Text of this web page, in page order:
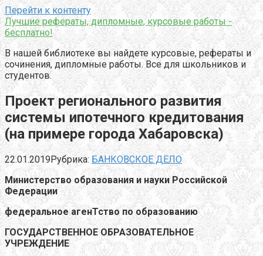
Перейти к контенту
Лучшие рефераты, дипломные, курсовые работы -
бесплатно!
В нашей библиотеке вы найдете курсовые, рефераты и
сочинения, дипломные работы. Все для школьников и
студентов.
Проект регионального развития
системы ипотечного кредитования
(на примере города Хабаровска)
22.01.2019Рубрика: БАНКОВСКОЕ ДЕЛО
Министерство образования и науки Российской
Федерации
федеральное агенТство по образованию
ГОСУДАРСТВЕННОЕ ОБРАЗОВАТЕЛЬНОЕ
УЧРЕЖДЕНИЕ